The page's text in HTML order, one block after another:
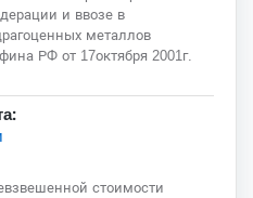
и ввозе в
металлов
РФ от 17октября 2001г.
стоимости